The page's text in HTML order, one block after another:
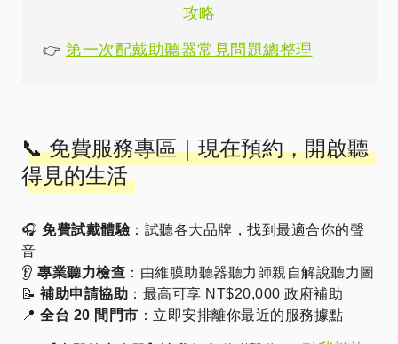
攻略
👉 第一次配戴助聽器常見問題總整理
📞 免費服務專區｜現在預約，開啟聽
得見的生活
🎧 免費試戴體驗：試聽各大品牌，找到最適合你的聲
音
👂 專業聽力檢查 ：由維膜助聽器聽力師親自解說聽力圖
📝 補助申請協助 ：最高可享 NT$20,000 政府補助
📍 全台 20 間門市 ：立即安排離你最近的服務據點